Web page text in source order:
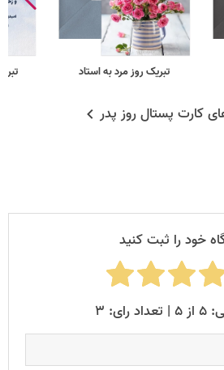
تبریک روز مرد به استاد
کارت پستال روز پدر
خود را ثبت کنید
۳